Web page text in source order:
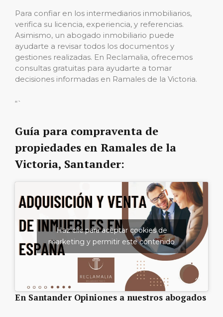
Para confiar en los intermediarios inmobiliarios,
verifica su licencia, experiencia, y referencias.
Asimismo, un abogado inmobiliario puede
ayudarte a revisar todos los documentos y
gestiones realizadas. En Reclamalia, ofrecemos
consultas gratuitas para ayudarte a tomar
decisiones informadas en Ramales de la Victoria.
“`
Guía para compraventa de
propiedades en Ramales de la
Victoria, Santander:
Haz clic para aceptar cookies de
marketing y permitir este contenido
En Santander Opiniones a nuestros abogados